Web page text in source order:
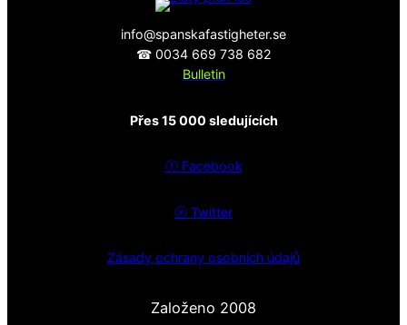
info@spanskafastigheter.se
☎ 0034 669 738 682
Bulletin
Přes 15 000 sledujících
ⓕ Facebook
ⓧ Twitter
Zásady ochrany osobních údajů
Založeno 2008